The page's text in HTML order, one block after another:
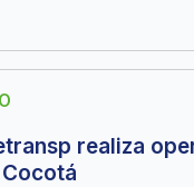
realiza